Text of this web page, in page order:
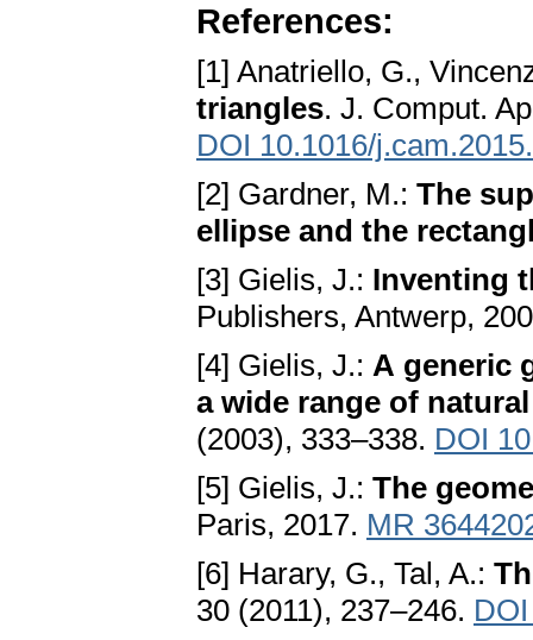
References:
[1] Anatriello, G.,
triangles. J. Comput.
DOI 10.1016/
[2] Gardner, M.: The
ellipse and the
[3] Gielis, J.: Inventing
Publishers, Antwerp,
[4] Gielis, J.: A generic
a wide range of
(2003), 333–338. DOI
[5] Gielis, J.: The
Paris, 2017. MR
[6] Harary, G., Tal, A.:
30 (2011), 237–246.